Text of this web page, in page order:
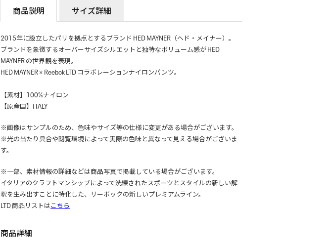
商品説明 サイズ詳細
2015年に設立したパリを拠点とするブランド HED MAYNER（ヘド・メイナー）。
ブランドを象徴するオーバーサイズシルエットと独特なボリューム感が HED
MAYNER の世界観を表現。
HED MAYNER × Reebok LTD コラボレーションナイロンパンツ。
【素材】100%ナイロン
【原産国】ITALY
※画像はサンプルのため、色味やサイズ等の仕様に変更がある場合がございます。
※光の当たり具合や閲覧環境によって実際の色味と異なって見える場合がございま
す。
※一部、素材情報の詳細などは商品写真で掲載している場合がございます。
イタリアのクラフトマンシップによって洗練されたスポーツとスタイルの新しい解
釈を生み出すことに特化した、リーボックの新しいプレミアムライン。
LTD 商品リストはこちら
商品詳細